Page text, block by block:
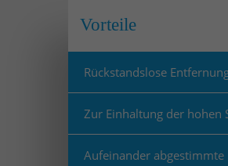
Vorteile
Rückstandslose
Zur Einhaltung der hohen
Aufeinander abgestimmte